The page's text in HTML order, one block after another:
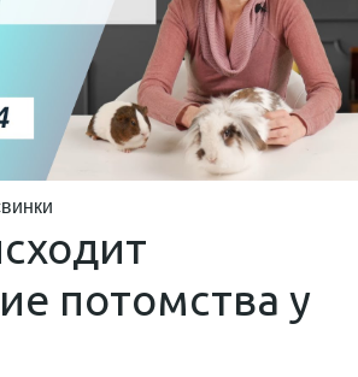
потомства у